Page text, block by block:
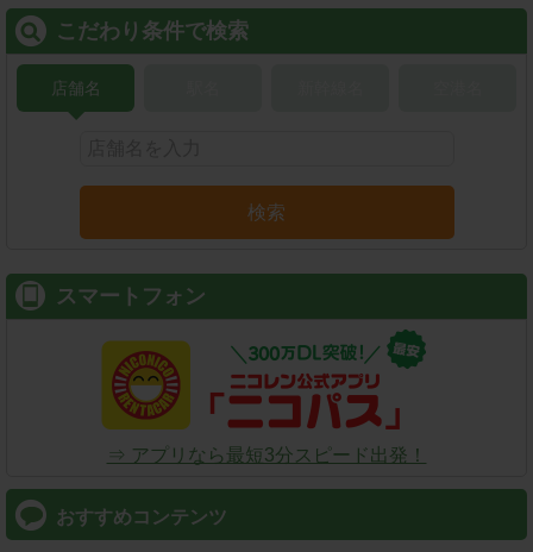
こだわり条件で検索
店舗名
検索
スマートフォン
⇒ アプリなら最短3分スピード出発！
おすすめコンテンツ